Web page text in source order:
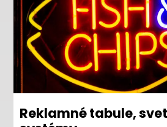
Reklamné tabule,